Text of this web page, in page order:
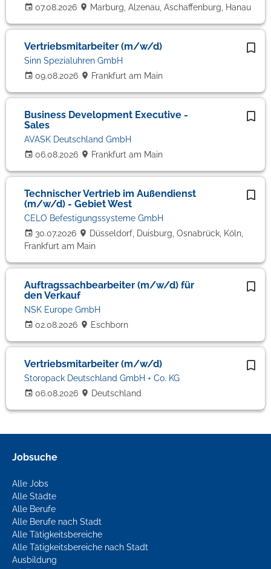
07.08.2026
Marburg, Alzenau, Aschaffenburg, Hanau
Vertriebsmitarbeiter (m/w/d)
09.08.2026
Sinn Spezialuhren GmbH
Frankfurt am Main
Business Development Executive -
Sales
06.08.2026
AVASK Deutschland GmbH
Frankfurt am Main
Technischer Vertrieb im Außendienst
(m/w/d) - Gebiet West
30.07.2026
CELO Befestigungssysteme GmbH
Düsseldorf, Duisburg, Osnabrück, Köln,
Frankfurt am Main
Auftragssachbearbeiter (m/w/d) für
den Verkauf
02.08.2026
NSK Europe GmbH
Eschborn
Vertriebsmitarbeiter (m/w/d)
06.08.2026
Storopack Deutschland GmbH + Co. KG
Deutschland
Jobsuche
Alle Jobs
Alle Städte
Alle Berufe
Alle Berufe nach Stadt
Alle Tätigkeitsbereiche
Alle Tätigkeitsbereiche nach Stadt
Ausbildung